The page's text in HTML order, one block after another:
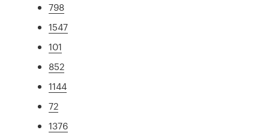
798
1547
101
852
1144
72
1376